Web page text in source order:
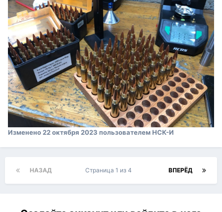
Изменено22 октября 2023 пользователем НСК-И
НАЗАД ВПЕРЁД
Страница 1 из 4